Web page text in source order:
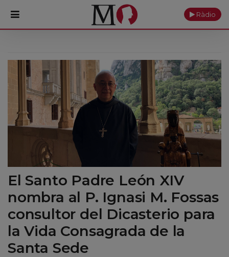
Monasterio
Cultura
Actualidad
Fundación
Visítanos
Ofrendas
Reservas
Ràdio
El Santo Padre León XIV
nombra al P. Ignasi M. Fossas
consultor del Dicasterio para
la Vida Consagrada de la
Santa Sede